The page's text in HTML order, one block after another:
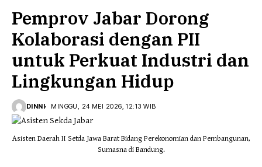
Pemprov Jabar Dorong
Kolaborasi dengan PII
untuk Perkuat Industri dan
Lingkungan Hidup
DINNI MINGGU, 24 MEI 2026, 12:13 WIB
Asisten Daerah II Setda Jawa Barat Bidang Perekonomian dan Pembangunan,
Sumasna di Bandung.